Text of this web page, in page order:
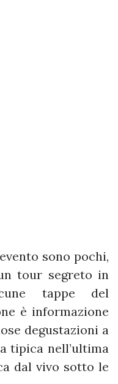
sono pochi,
tour segreto in
tappe del
è informazione
degustazioni a
tipica nell’ultima
dal vivo sotto le